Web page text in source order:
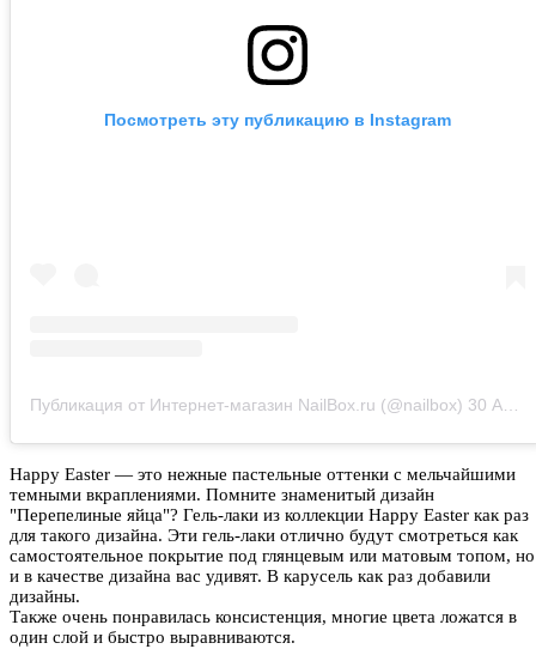
Посмотреть эту публикацию в Instagram
Публикация от Интернет-магазин NailBox.ru (@nailbox) 30 Апр 2020 в 11:07 PDT
Happy Easter — это нежные пастельные оттенки с мельчайшими
темными вкраплениями. Помните знаменитый дизайн
"Перепелиные яйца"? Гель-лаки из коллекции Happy Easter как раз
для такого дизайна. Эти гель-лаки отлично будут смотреться как
самостоятельное покрытие под глянцевым или матовым топом, но
и в качестве дизайна вас удивят. В карусель как раз добавили
дизайны.
Также очень понравилась консистенция, многие цвета ложатся в
один слой и быстро выравниваются.